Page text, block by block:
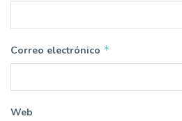
Correo electrónico *
Web